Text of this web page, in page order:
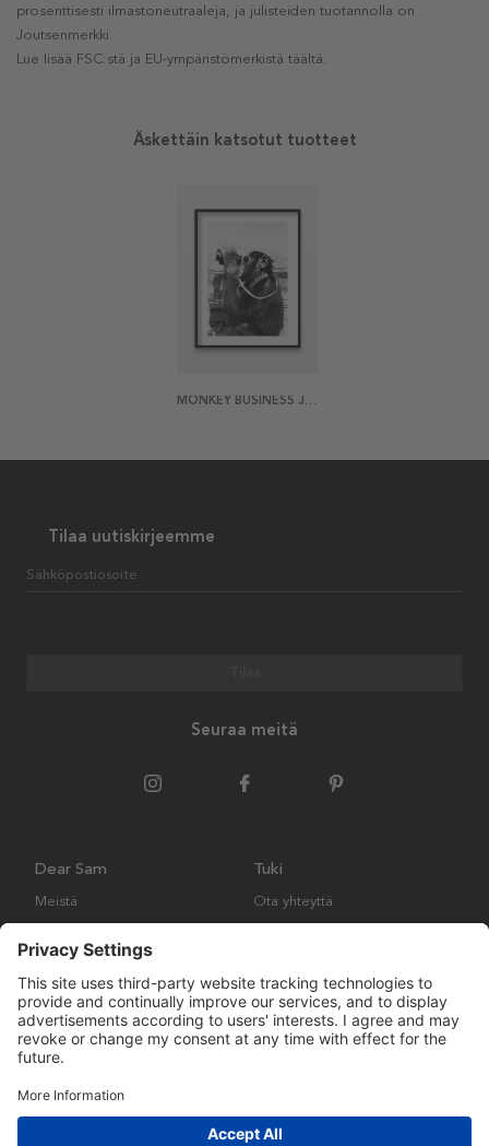
prosenttisesti ilmastoneutraaleja, ja julisteiden tuotannolla on
Joutsenmerkki.
Lue lisää FSC:stä ja EU-ympäristömerkistä täältä.
Äskettäin katsotut tuotteet
MONKEY BUSINESS JULISTE
Tilaa uutiskirjeemme
Sähköpostiosoite
Seuraa meitä
Dear Sam
Meistä
Tuki
Ota yhteyttä
Palautukset ja vaatimukset
Copyright © Many Brands AB 2023. Kaikki oikeudet pidätetään.